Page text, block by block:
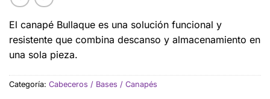
El canapé Bullaque es una solución funcional y
resistente que combina descanso y almacenamiento en
una sola pieza.
Categoría: Cabeceros / Bases / Canapés